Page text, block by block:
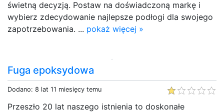
świetną decyzją. Postaw na doświadczoną markę i
wybierz zdecydowanie najlepsze podłogi dla swojego
zapotrzebowania. ... pokaż więcej »
Fuga epoksydowa
Dodano: 8 lat 11 miesięcy temu
Przeszło 20 lat naszego istnienia to doskonałe